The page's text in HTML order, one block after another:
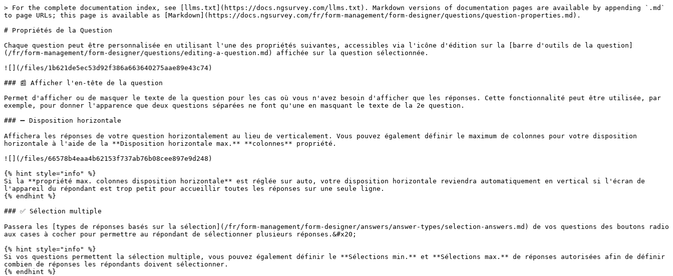
> For the complete documentation index, see [llms.txt](https://docs.ngsurvey.com/llms.txt). Markdown versions of documentation pages are available by appending `.md`
to page URLs; this page is available as [Markdown](https://docs.ngsurvey.com/fr/form-management/form-designer/questions/question-properties.md).
# Propriétés de la Question
Chaque question peut être personnalisée en utilisant l'une des propriétés suivantes, accessibles via l'icône d'édition sur la [barre d'outils de la question]
(/fr/form-management/form-designer/questions/editing-a-question.md) affichée sur la question sélectionnée.
![](/files/1b621de5ec53d92f386a663640275aae89e43c74)
### 📰 Afficher l'en-tête de la question
Permet d'afficher ou de masquer le texte de la question pour les cas où vous n'avez besoin d'afficher que les réponses. Cette fonctionnalité peut être utilisée, par
exemple, pour donner l'apparence que deux questions séparées ne font qu'une en masquant le texte de la 2e question.
### ➖ Disposition horizontale
Affichera les réponses de votre question horizontalement au lieu de verticalement. Vous pouvez également définir le maximum de colonnes pour votre disposition
horizontale à l'aide de la **Disposition horizontale max.** **colonnes** propriété.
![](/files/66578b4eaa4b62153f737ab76b08cee897e9d248)
{% hint style="info" %}
Si la **propriété max. colonnes disposition horizontale** est réglée sur auto, votre disposition horizontale reviendra automatiquement en vertical si l'écran de
l'appareil du répondant est trop petit pour accueillir toutes les réponses sur une seule ligne.
{% endhint %}
### ✅ Sélection multiple
Passera les [types de réponses basés sur la sélection](/fr/form-management/form-designer/answers/answer-types/selection-answers.md) de vos questions des boutons radio
aux cases à cocher pour permettre au répondant de sélectionner plusieurs réponses.&#x20;
{% hint style="info" %}
Si vos questions permettent la sélection multiple, vous pouvez également définir le **Sélections min.** et **Sélections max.** de réponses autorisées afin de définir
combien de réponses les répondants doivent sélectionner.
{% endhint %}